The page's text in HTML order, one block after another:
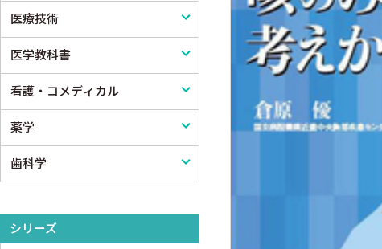
脳神経外科
心臓・血管外科
消化器外科
小児外科
形成外科
スポーツ医学
医学一般・医学概論
医療制度
病院管理
医療統計
論文・医学情報
医療技術
リハビリテーション技術
鍼灸・柔道整復
医学教科書
医学教科書
看護・コメディカル
看護
看護教科書
薬学
薬学
歯科学
シリーズ